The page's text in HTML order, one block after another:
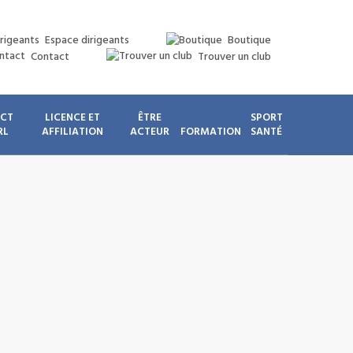
Espace dirigeants
Boutique
Contact
Trouver un club
LICENCE ET
AFFILIATION
ÊTRE
ACTEUR
FORMATION
SPORT
SANTÉ